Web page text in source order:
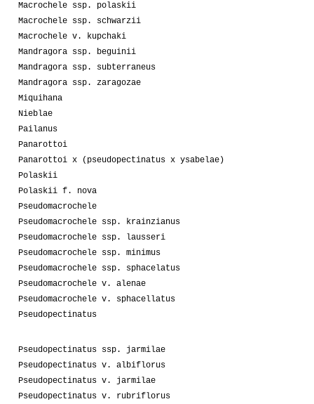
Macrochele ssp. polaskii
Macrochele ssp. schwarzii
Macrochele v. kupchaki
Mandragora ssp. beguinii
Mandragora ssp. subterraneus
Mandragora ssp. zaragozae
Miquihana
Nieblae
Pailanus
Panarottoi
Panarottoi x (pseudopectinatus x ysabelae)
Polaskii
Polaskii f. nova
Pseudomacrochele
Pseudomacrochele ssp. krainzianus
Pseudomacrochele ssp. lausseri
Pseudomacrochele ssp. minimus
Pseudomacrochele ssp. sphacelatus
Pseudomacrochele v. alenae
Pseudomacrochele v. sphacellatus
Pseudopectinatus
Pseudopectinatus ssp. jarmilae
Pseudopectinatus v. albiflorus
Pseudopectinatus v. jarmilae
Pseudopectinatus v. rubriflorus